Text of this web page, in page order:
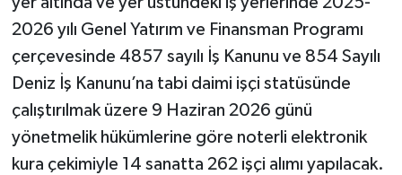
2026 yılı Genel Yatırım ve Finansman Programı
çerçevesinde 4857 sayılı İş Kanunu ve 854 Sayılı
Deniz İş Kanunu’na tabi daimi işçi statüsünde
çalıştırılmak üzere 9 Haziran 2026 günü
yönetmelik hükümlerine göre noterli elektronik
kura çekimiyle 14 sanatta 262 işçi alımı yapılacak.